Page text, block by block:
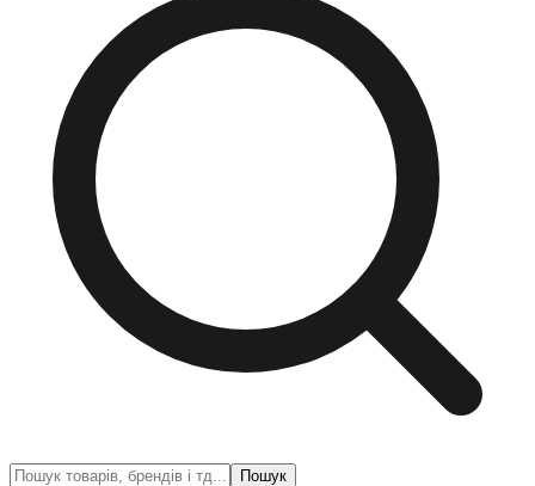
Пошук